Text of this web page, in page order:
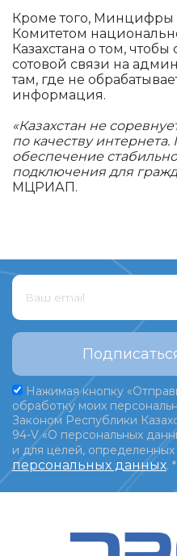
Кроме того, Минцифры
Комитетом
Казахстана о том,
сотовой связи на
там, где не
информация.
«Казахстан не
по качеству
обеспечение
подключения для
МЦРИАП.
Нажимая кнопку
обработку моих
Законом Республики
94-V «О персональных
и для целей, определенных
персональных данных. *